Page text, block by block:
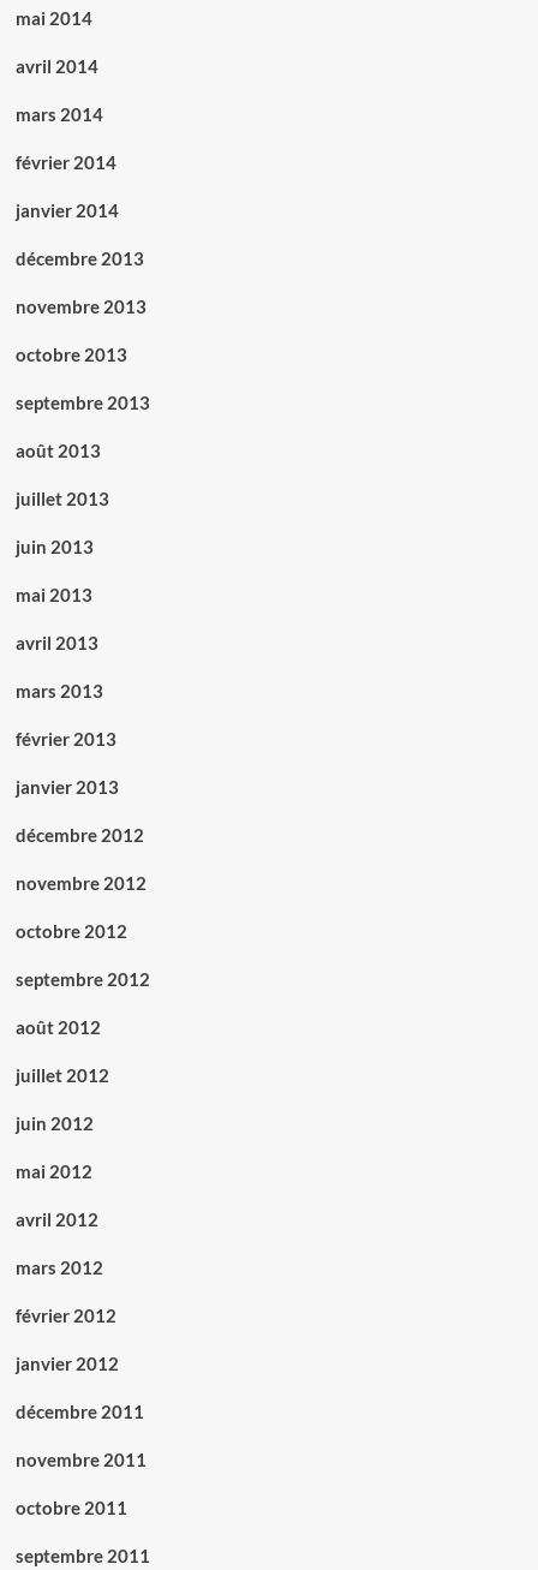
mai 2014
avril 2014
mars 2014
février 2014
janvier 2014
décembre 2013
novembre 2013
octobre 2013
septembre 2013
août 2013
juillet 2013
juin 2013
mai 2013
avril 2013
mars 2013
février 2013
janvier 2013
décembre 2012
novembre 2012
octobre 2012
septembre 2012
août 2012
juillet 2012
juin 2012
mai 2012
avril 2012
mars 2012
février 2012
janvier 2012
décembre 2011
novembre 2011
octobre 2011
septembre 2011